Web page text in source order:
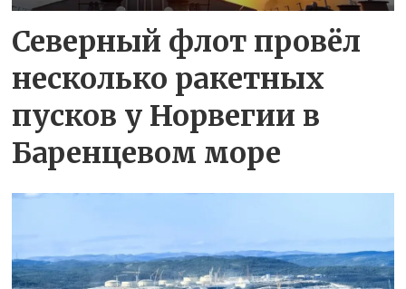
Северный флот провёл
несколько ракетных
пусков у Норвегии в
Баренцевом море